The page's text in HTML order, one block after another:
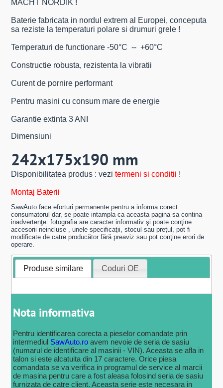
MACHT NORDIK !
Baterie fabricata in nordul extrem al Europei, conceputa
sa reziste la temperaturi polare si drumuri grele !
Temperaturi de functionare -50°C -- +60°C
Constructie robusta, rezistenta la vibratii
Curent de pornire performant
Pentru masini cu consum mare de energie
Garantie extinta 3 ANI
Dimensiuni
242x175x190 mm
Disponibilitatea produs : vezitermeni si conditii !
Montaj Baterii
SawAuto face eforturi permanente pentru a informa corect
consumatorul dar, se poate intampla ca aceasta pagina sa contina
inadvertenţe: fotografia are caracter informativ şi poate conţine
accesorii neincluse , unele specificaţii, stocul sau preţul, pot fi
modificate de catre producător fără preaviz sau pot conţine erori de
operare.
Produse similare Coduri OE
Nota informativa
Pentru identificarea corecta a pieselor comandate prin
intermediul SawAuto.ro avem nevoie de seria de sasiu
(numarul de identificare al masinii - VIN). Aceasta se afla in
talon si este alcatuita din 17 caractere. Orice piesa
comandata se va verifica in programul de service al marcii
de masina pentru care a fost aleasa folosind seria de sasiu
furnizata de catre client. Aceasta serie este necesara in